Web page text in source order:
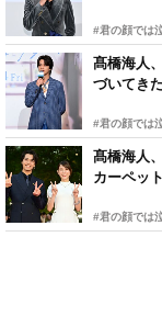
#君の顔では
髙橋海人
づいてき
#君の顔では
髙橋海人
カーペッ
#君の顔では